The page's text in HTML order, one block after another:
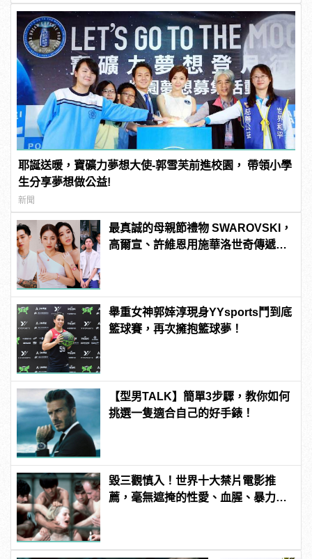
耶誕送暖，寶礦力夢想大使-郭雪芙前進校園， 帶領小學
生分享夢想做公益!
新聞
最真誠的母親節禮物 SWAROVSKI，
高爾宣、許維恩用施華洛世奇傳遞真
舉重女神郭婞淳現身YYsports鬥到底
籃球賽，再次擁抱籃球夢！
【型男TALK】簡單3步驟，教你如何
挑選一隻適合自己的好手錶！
毀三觀慎入！世界十大禁片電影推
薦，毫無遮掩的性愛、血腥、暴力、